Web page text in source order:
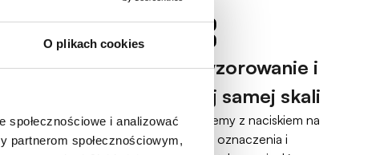
O plikach cookies
i analizować
partnerom społecznościowym,
Dokładne odwzorowanie i
całe serie w tej samej skali
Modele COBI projektujemy z naciskiem na
wierne proporcje, oznaczenia i